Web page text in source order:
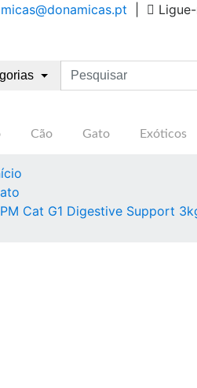
Cão Gato Exóticos
Cat G1 Digestive Support